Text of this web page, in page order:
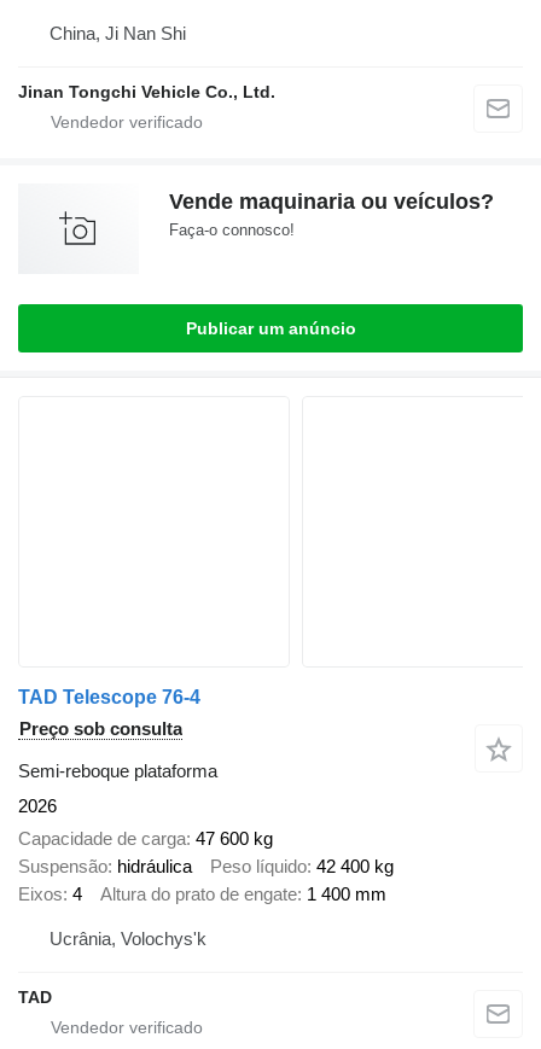
China, Ji Nan Shi
Jinan Tongchi Vehicle Co., Ltd.
Vende maquinaria ou veículos?
Faça-o connosco!
Publicar um anúncio
TAD Telescope 76-4
Preço sob consulta
Semi-reboque plataforma
2026
Capacidade de carga 47 600 kg
Suspensão hidráulica Peso líquido 42 400 kg
Eixos 4 Altura do prato de engate 1 400 mm
Ucrânia, Volochys'k
TAD